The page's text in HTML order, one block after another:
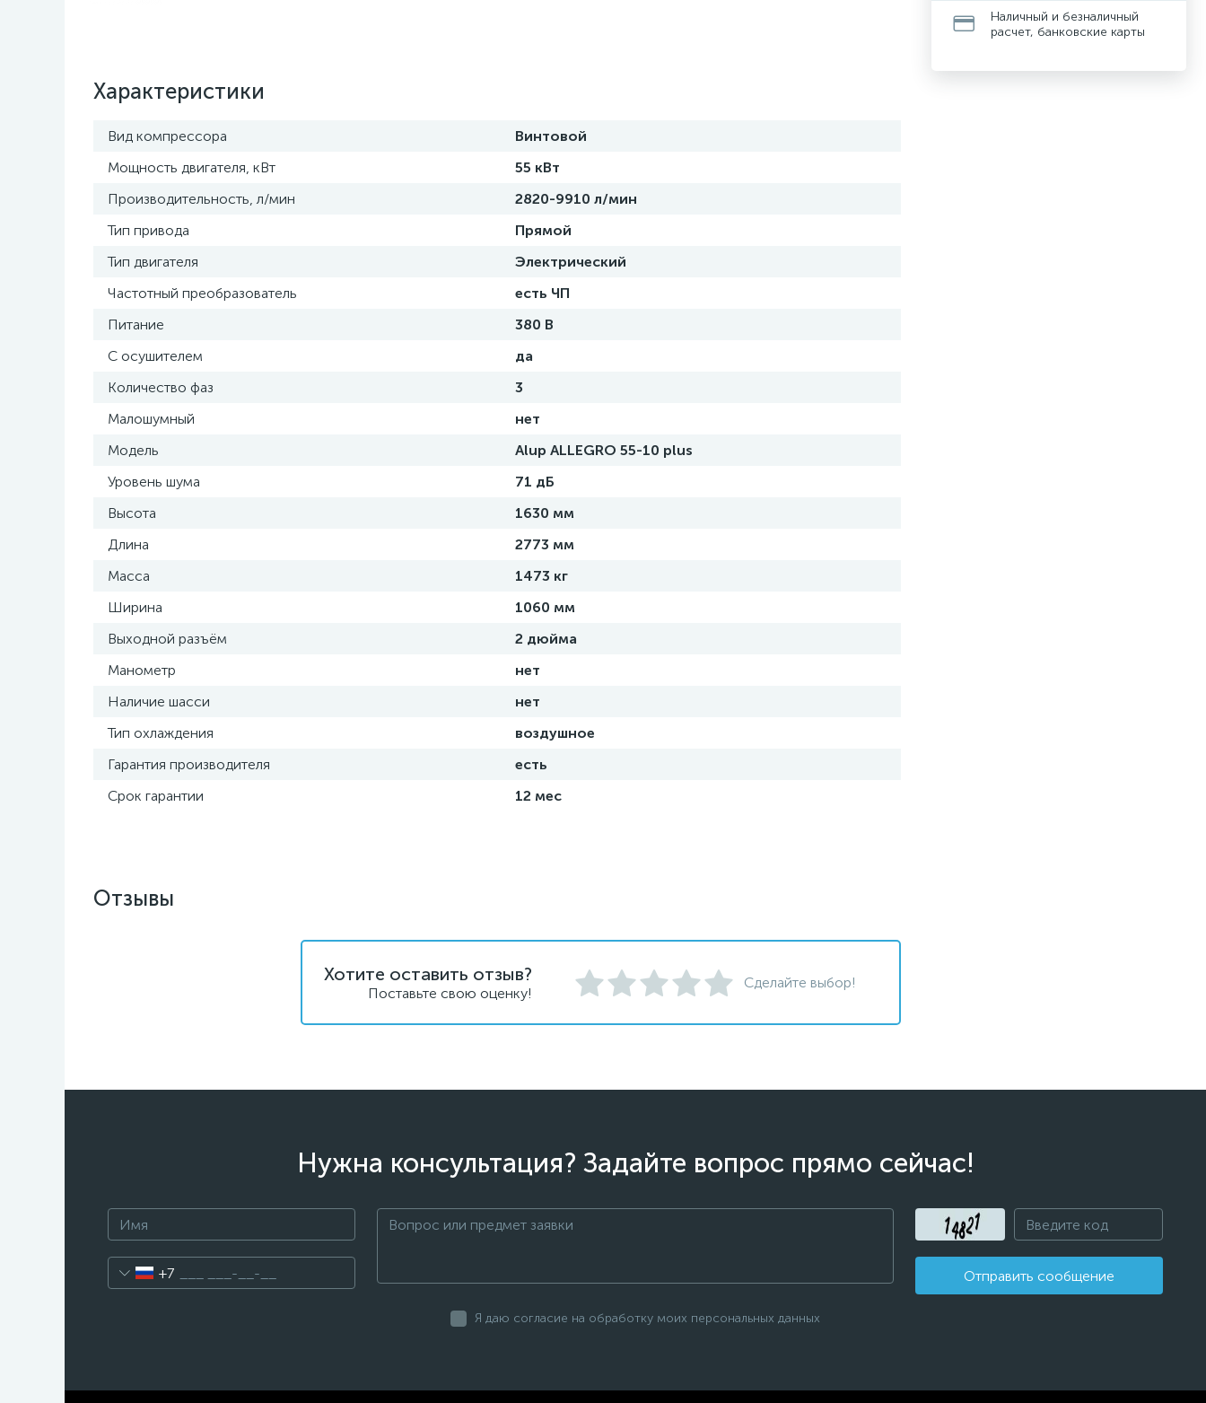
Характеристики
Вид компрессора
Винтовой
Мощность двигателя, кВт
55 кВт
Производительность, л/мин
2820-9910 л/мин
Тип привода
Прямой
Тип двигателя
Электрический
Частотный преобразователь
есть ЧП
Питание
380 В
С осушителем
да
Количество фаз
3
Малошумный
нет
Модель
Alup ALLEGRO 55-10 plus
Уровень шума
71 дБ
Высота
1630 мм
Длина
2773 мм
Масса
1473 кг
Ширина
1060 мм
Выходной разъём
2 дюйма
Манометр
нет
Наличие шасси
нет
Тип охлаждения
воздушное
Гарантия производителя
есть
Срок гарантии
12 мес
Наличный и безналичный
расчет, банковские карты
Отзывы
Хотите оставить отзыв?
Поставьте свою оценку!
Сделайте выбор!
Нужна консультация? Задайте вопрос прямо сейчас!
+7 Отправить сообщение
Я даю согласие на обработку моих персональных данных